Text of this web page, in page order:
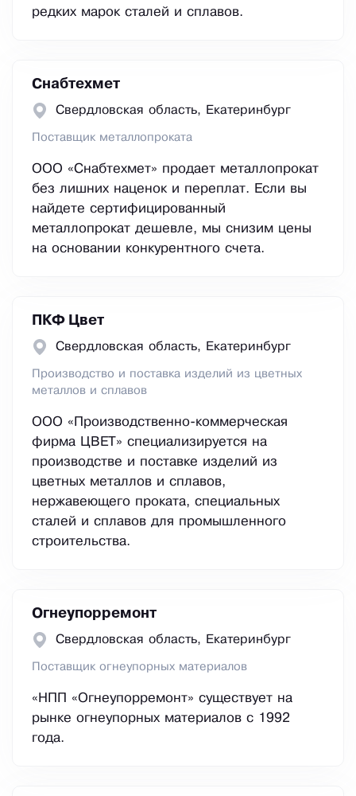
редких марок сталей и сплавов.
Снабтехмет
Свердловская область, Екатеринбург
Поставщик металлопроката
ООО «Снабтехмет» продает металлопрокат
без лишних наценок и переплат. Если вы
найдете сертифицированный
металлопрокат дешевле, мы снизим цены
на основании конкурентного счета.
ПКФ Цвет
Свердловская область, Екатеринбург
Производство и поставка изделий из цветных
металлов и сплавов
ООО «Производственно-коммерческая
фирма ЦВЕТ» специализируется на
производстве и поставке изделий из
цветных металлов и сплавов,
нержавеющего проката, специальных
сталей и сплавов для промышленного
строительства.
Огнеупорремонт
Свердловская область, Екатеринбург
Поставщик огнеупорных материалов
«НПП «Огнеупорремонт» существует на
рынке огнеупорных материалов с 1992
года.